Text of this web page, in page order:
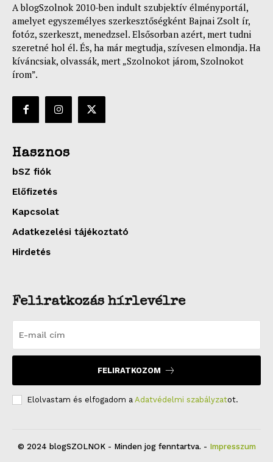
A blogSzolnok 2010-ben indult szubjektív élményportál,
amelyet egyszemélyes szerkesztőségként Bajnai Zsolt ír,
fotóz, szerkeszt, menedzsel. Elsősorban azért, mert tudni
szeretné hol él. És, ha már megtudja, szívesen elmondja. Ha
kíváncsiak, olvassák, mert „Szolnokot járom, Szolnokot
írom”.
Hasznos
bSZ fiók
Előfizetés
Kapcsolat
Adatkezelési tájékoztató
Hirdetés
Feliratkozás hírlevélre
FELIRATKOZOM
Elolvastam és elfogadom a Adatvédelmi szabályzatot.
© 2024 blogSZOLNOK - Minden jog fenntartva. - Impresszum